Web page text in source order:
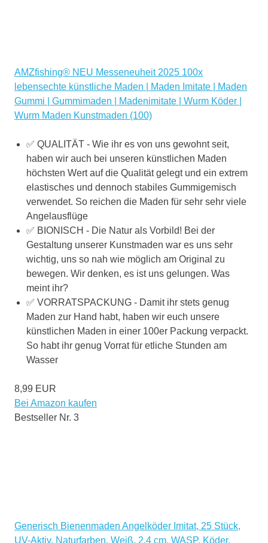
AMZfishing® NEU Messeneuheit 2025 100x
lebensechte künstliche Maden | Maden Imitate | Maden
Gummi | Gummimaden | Madenimitate | Wurm Köder |
Wurm Maden Kunstmaden (100)
✅ QUALITÄT - Wie ihr es von uns gewohnt seit,
haben wir auch bei unseren künstlichen Maden
höchsten Wert auf die Qualität gelegt und ein extrem
elastisches und dennoch stabiles Gummigemisch
verwendet. So reichen die Maden für sehr sehr viele
Angelausflüge
✅ BIONISCH - Die Natur als Vorbild! Bei der
Gestaltung unserer Kunstmaden war es uns sehr
wichtig, uns so nah wie möglich am Original zu
bewegen. Wir denken, es ist uns gelungen. Was
meint ihr?
✅ VORRATSPACKUNG - Damit ihr stets genug
Maden zur Hand habt, haben wir euch unsere
künstlichen Maden in einer 100er Packung verpackt.
So habt ihr genug Vorrat für etliche Stunden am
Wasser
8,99 EUR
Bei Amazon kaufen
Bestseller Nr. 3
Generisch Bienenmaden Angelköder Imitat, 25 Stück,
UV-Aktiv, Naturfarben, Weiß, 2,4 cm, WASP, Köder,